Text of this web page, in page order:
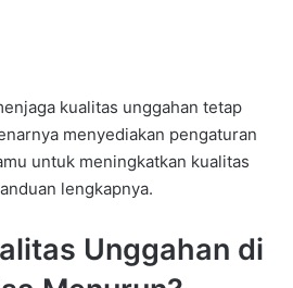
kualitas unggahan tetap
menyediakan pengaturan
untuk meningkatkan kualitas
lengkapnya.
Unggahan di